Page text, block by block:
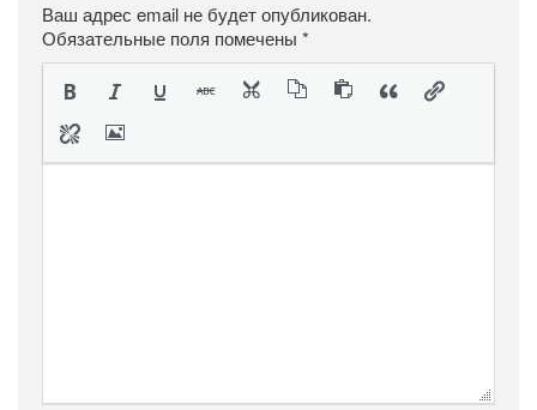
Ваш адрес email не будет опубликован.
Обязательные поля помечены *